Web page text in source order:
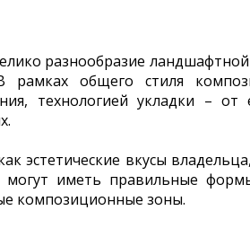
разнообразие
рамках общего стиля
технологией укладки – от
эстетические вкусы
иметь правильные
композиционные зоны.